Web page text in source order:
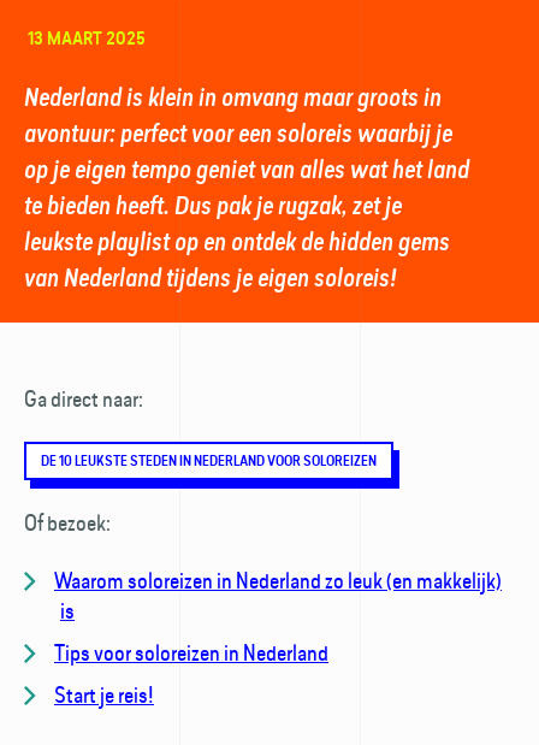
13 MAART 2025
Nederland is klein in omvang maar groots in
avontuur: perfect voor een soloreis waarbij je
op je eigen tempo geniet van alles wat het land
te bieden heeft. Dus pak je rugzak, zet je
leukste playlist op en ontdek de hidden gems
van Nederland tijdens je eigen soloreis!
Ga direct naar:
DE 10 LEUKSTE STEDEN IN NEDERLAND VOOR SOLOREIZEN
Of bezoek:
Waarom soloreizen in Nederland zo leuk (en makkelijk)
is
Tips voor soloreizen in Nederland
Start je reis!